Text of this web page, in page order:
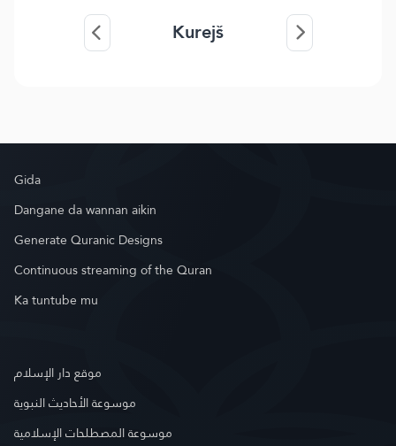
Kurejš
Gida
Dangane da wannan aikin
Generate Quranic Designs
Continuous streaming of the Quran
Ka tuntube mu
موقع دار الإسلام
موسوعة الأحاديث النبوية
موسوعة المصطلحات الإسلامية